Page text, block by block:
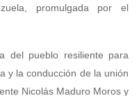
promulgada por el
del pueblo resiliente para
y la conducción de la unión
Nicolás Maduro Moros y